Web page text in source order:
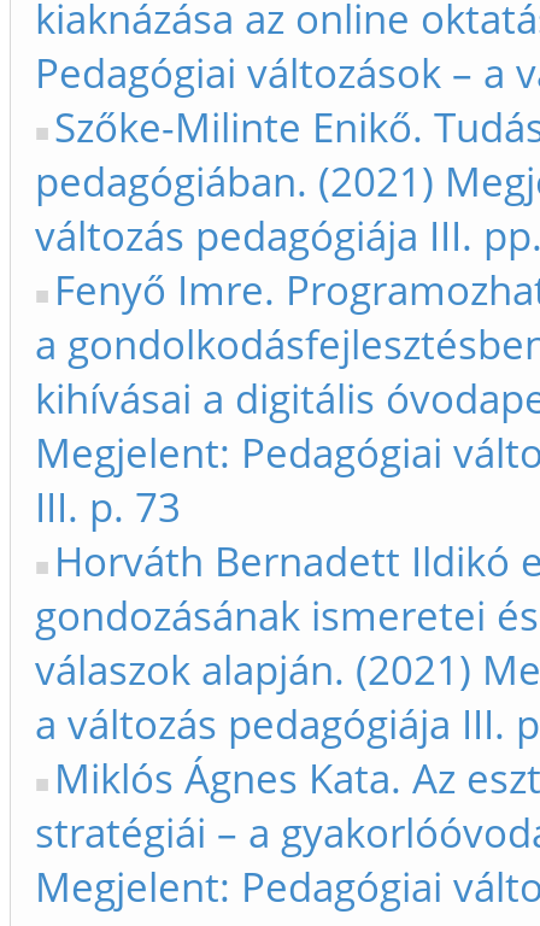
kiaknázása az online
Pedagógiai változások – a
Szőke-Milinte Enikő.
pedagógiában. (2021)
változás pedagógiája III.
Fenyő Imre.
a
kihívásai a digitális
Megjelent: Pedagógiai
III. p. 73
Horváth Bernadett Ildikó
gondozásának ismeretei
válaszok alapján. (2021)
a változás pedagógiája III.
Miklós Ágnes Kata. Az
stratégiái – a
Megjelent: Pedagógiai